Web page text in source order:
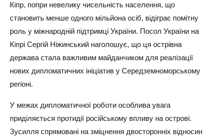
Кіпр, попри невелику чисельність населення, що
становить менше одного мільйона осіб, відіграє помітну
роль у міжнародній підтримці України. Посол України на
Кіпрі Сергій Ніжинський наголошує, що ця острівна
держава стала важливим майданчиком для реалізації
нових дипломатичних ініціатив у Середземноморському
регіоні.
У межах дипломатичної роботи особлива увага
приділяється протидії російському впливу на острові.
Зусилля спрямовані на зміцнення двосторонніх відносин